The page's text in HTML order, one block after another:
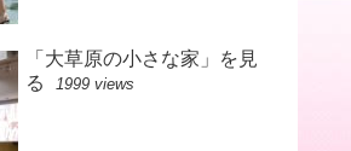
「大草原の小さな家」を見
る
1999 views